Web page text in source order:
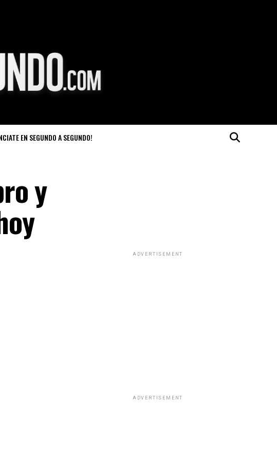
EN SEGUNDO A SEGUNDO!
y
ADVERTISEMENT
ADVERTISEMENT